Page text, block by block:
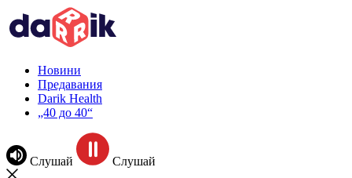
Новини
Предавания
Darik Health
„40 до 40“
Слушай Слушай